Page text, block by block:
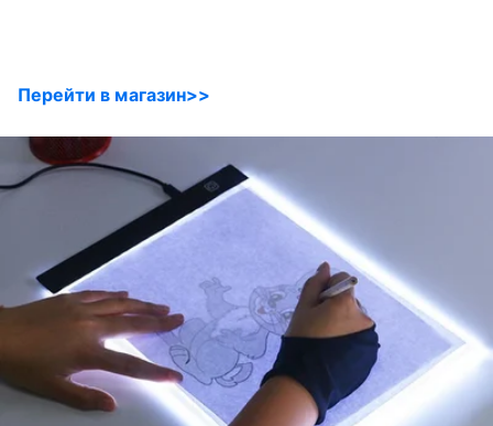
Перейти в магазин>>